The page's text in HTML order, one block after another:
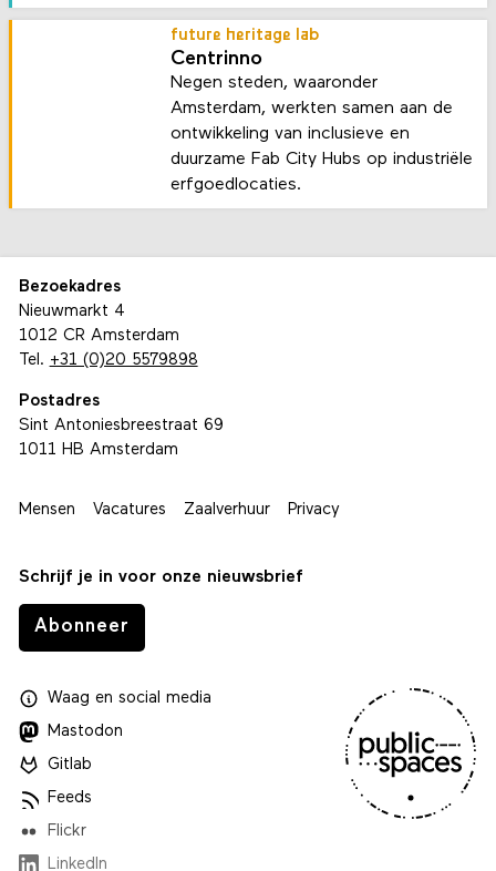
future heritage lab
Centrinno
Negen steden, waaronder
Amsterdam, werkten samen aan de
ontwikkeling van inclusieve en
duurzame Fab City Hubs op industriële
erfgoedlocaties.
Bezoekadres
Nieuwmarkt 4
1012 CR Amsterdam
Tel. +31 (0)20 5579898
Postadres
Sint Antoniesbreestraat 69
1011 HB Amsterdam
Mensen Vacatures Zaalverhuur Privacy
Schrijf je in voor onze nieuwsbrief
Abonneer
Waagen social media
Mastodon
Gitlab
Feeds
Flickr
LinkedIn